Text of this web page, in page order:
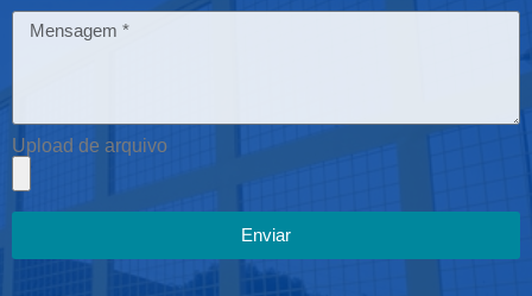
Upload de arquivo
Enviar